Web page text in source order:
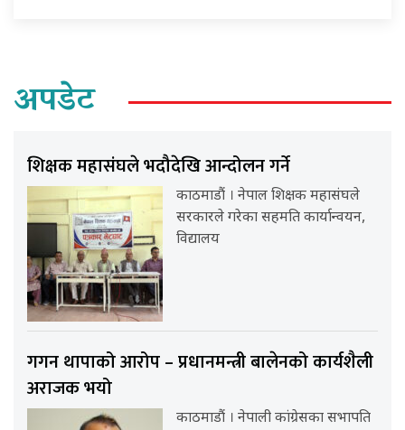
अपडेट
शिक्षक महासंघले भदौदेखि आन्दोलन गर्ने
काठमाडौं । नेपाल शिक्षक महासंघले
सरकारले गरेका सहमति कार्यान्वयन,
विद्यालय
गगन थापाको आरोप – प्रधानमन्त्री बालेनको कार्यशैली
अराजक भयो
काठमाडौं । नेपाली कांग्रेसका सभापति